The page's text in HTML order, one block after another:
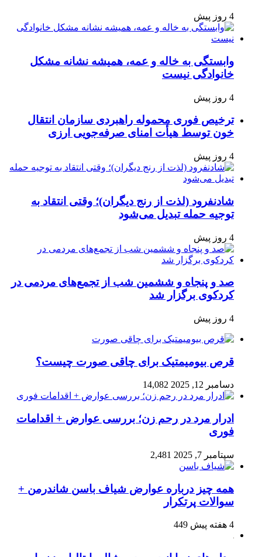
4 روز پیش
وابستگی به خاله و عمه، همیشه نشانه مشکل
خانوادگی نیست
4 روز پیش
ترخیص فوری محموله راهبردی سازمان انتقال
خون توسط هیأت امنای صرفه‌جویی ارزی
4 روز پیش
شادنفرود (لذت از رنج دیگران)؛ وقتی انتقاد به
توجیه حمله تبدیل می‌شود
4 روز پیش
صد و پنجاه‌ و ششمین شب از تجمع‌های مردمی در
کردکوی برگزار شد
4 روز پیش
قرص بیومیمتیک برای چاقی صورت چیست؟
دسامبر 12, 2025 14,082
ادرار مرد در رحم زن؛ بررسی عوارض + اقدامات
فوری
سپتامبر 7, 2025 2,481
همه چیز درباره عوارض شیاف باسن شاندرمن +
سوالات پرتکرار
4 هفته پیش 449